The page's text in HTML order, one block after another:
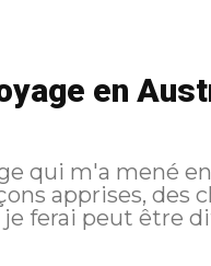
en
qui m'a mené
apprises, des